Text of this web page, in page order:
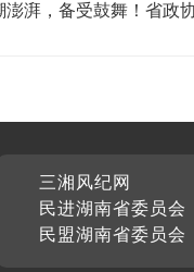
澎湃，备受鼓舞！省政
三湘风纪网
民进湖南省委员会
民盟湖南省委员会